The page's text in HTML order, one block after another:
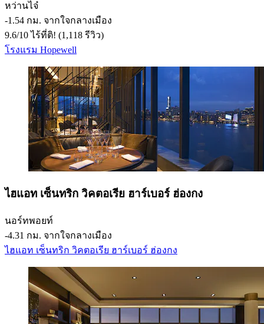
หว่านไจ๋
‐1.54 กม. จากใจกลางเมือง
9.6/10ไร้ที่ติ! (1,118 รีวิว)
โรงแรม Hopewell
ไฮแอท เซ็นทริก วิคตอเรีย ฮาร์เบอร์ ฮ่องกง
นอร์ทพอยท์
‐4.31 กม. จากใจกลางเมือง
ไฮแอท เซ็นทริก วิคตอเรีย ฮาร์เบอร์ ฮ่องกง